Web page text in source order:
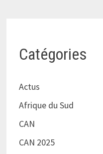
Catégories
Actus
Afrique du Sud
CAN
CAN 2025